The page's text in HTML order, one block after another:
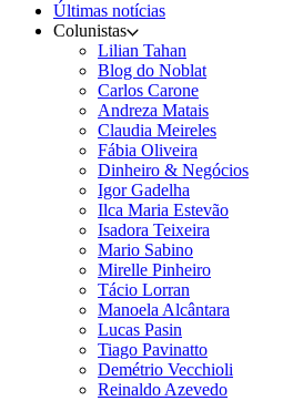
Últimas notícias
Colunistas
Lilian Tahan
Blog do Noblat
Carlos Carone
Andreza Matais
Claudia Meireles
Fábia Oliveira
Dinheiro & Negócios
Igor Gadelha
Ilca Maria Estevão
Isadora Teixeira
Mario Sabino
Mirelle Pinheiro
Tácio Lorran
Manoela Alcântara
Lucas Pasin
Tiago Pavinatto
Demétrio Vecchioli
Reinaldo Azevedo